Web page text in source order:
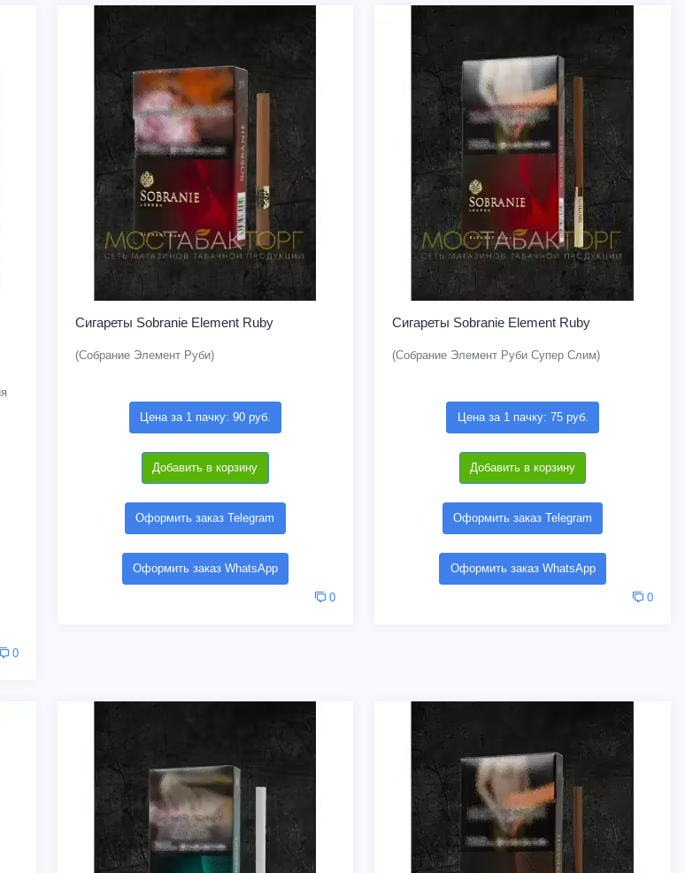
0
Сигареты Sobranie Element Ruby
(Собрание Элемент Руби)
Цена за 1 пачку: 90 руб.
Добавить в корзину
Оформить заказ Telegram
Оформить заказ WhatsApp
0
Сигареты Sobranie Element Ruby
(Собрание Элемент Руби Супер Слим)
Цена за 1 пачку: 75 руб.
Добавить в корзину
Оформить заказ Telegram
Оформить заказ WhatsApp
0